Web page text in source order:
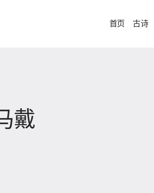
首页 古诗
戴